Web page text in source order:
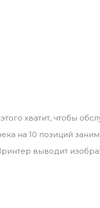
хватит, чтобы
на 10 позиций
выводит